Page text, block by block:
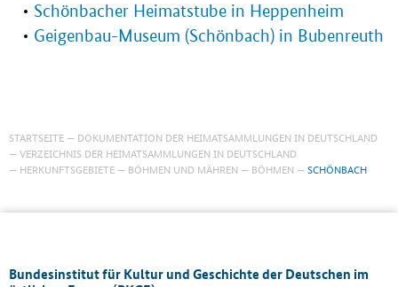
Schönbacher Heimatstube in Heppenheim
Geigenbau-Museum (Schönbach) in Bubenreuth
STARTSEITE
DOKUMENTATION DER HEIMATSAMMLUNGEN IN DEUTSCHLAND
VERZEICHNIS DER HEIMATSAMMLUNGEN IN DEUTSCHLAND
HERKUNFTSGEBIETE
BÖHMEN UND MÄHREN BÖHMEN SCHÖNBACH
Bundesinstitut für Kultur und Geschichte der Deutschen im